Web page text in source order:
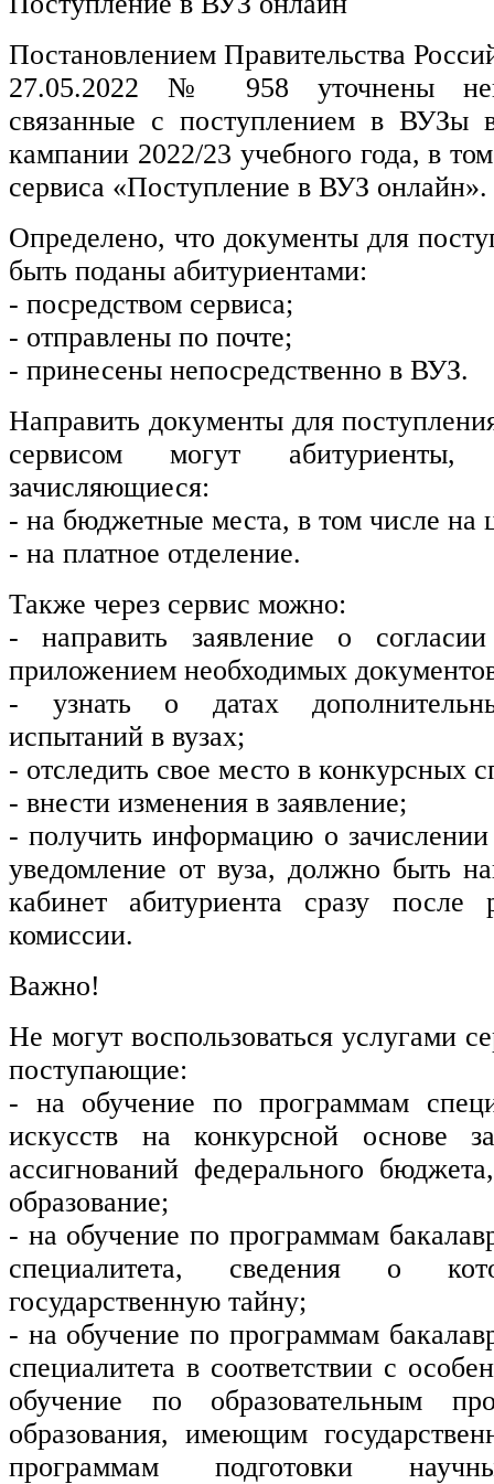
Постановлением Правительства
27.05.2022 № 958 уточнены
связанные с поступлением в ВУЗы
кампании 2022/23 учебного года, в
сервиса «Поступление в ВУЗ онлайн».
Определено, что документы для
быть поданы абитуриентами:
- посредством сервиса;
- отправлены по почте;
- принесены непосредственно в ВУЗ.
Направить документы для
сервисом могут
зачисляющиеся:
- на бюджетные места, в том числе на
- на платное отделение.
Также через сервис можно:
- направить заявление о
приложением необходимых
- узнать о датах
испытаний в вузах;
- отследить свое место в конкурсных
- внести изменения в заявление;
- получить информацию о
уведомление от вуза, должно быть
кабинет абитуриента сразу после
комиссии.
Важно!
Не могут воспользоваться услугами
поступающие:
- на обучение по программам
искусств на конкурсной основе
ассигнований федерального
образование;
- на обучение по программам
специалитета, сведения о
государственную тайну;
- на обучение по программам
специалитета в соответствии с
обучение по образовательным
образования, имеющим
программам подготовки